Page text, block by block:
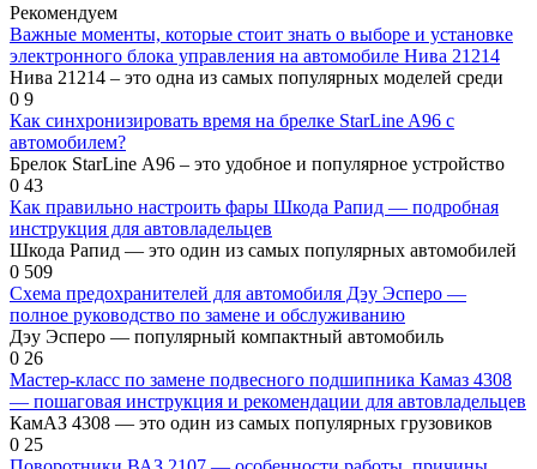
Рекомендуем
Важные моменты, которые стоит знать о выборе и установке
электронного блока управления на автомобиле Нива 21214
Нива 21214 – это одна из самых популярных моделей среди
0 9
Как синхронизировать время на брелке StarLine A96 с
автомобилем?
Брелок StarLine А96 – это удобное и популярное устройство
0 43
Как правильно настроить фары Шкода Рапид — подробная
инструкция для автовладельцев
Шкода Рапид — это один из самых популярных автомобилей
0 509
Схема предохранителей для автомобиля Дэу Эсперо —
полное руководство по замене и обслуживанию
Дэу Эсперо — популярный компактный автомобиль
0 26
Мастер-класс по замене подвесного подшипника Камаз 4308
— пошаговая инструкция и рекомендации для автовладельцев
КамАЗ 4308 — это один из самых популярных грузовиков
0 25